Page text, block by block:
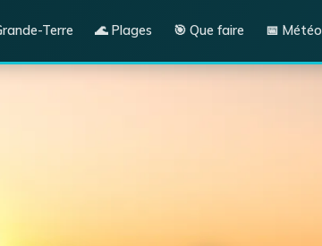
Terre 🌊 Plages 🎯 Que faire 📅 Météo